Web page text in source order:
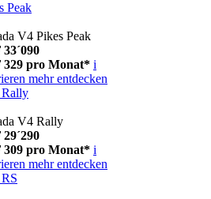
Peak
V4 Pikes Peak
329 pro Monat* i
mehr entdecken
V4 Rally
309 pro Monat* i
mehr entdecken